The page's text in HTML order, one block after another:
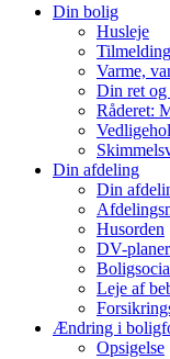
Sidenavigation
Din bolig
Husleje
Varme,
Din ret og
Råderet:
Din afdeling
Din
Husorden
DV-planer
Leje af
Ændring i
Opsigelse